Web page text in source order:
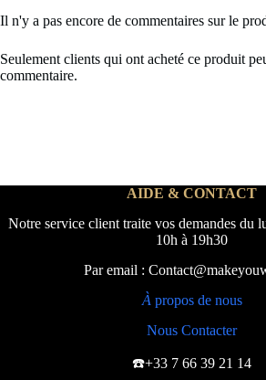
Il n'y a pas encore de commentaires sur le
Seulement clients qui ont acheté ce produit
commentaire.
AIDE & CONTACT
Notre service client traite vos demandes du
10h à 19h30
Par email :
À propos de nous
Nous Contacter
☎️+33 7 66 39 21 14